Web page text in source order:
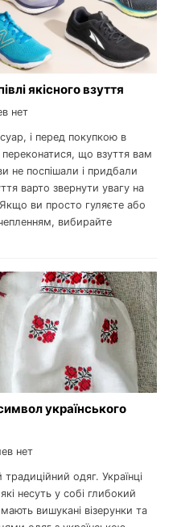
якісного взуття
нет
і перед покупкою в
переконатися, що взуття вам
не поспішали і придбали
варто звернути увагу на
ви просто гуляєте або
вибирайте
українського
нет
одяг. Українці
несуть у собі глибокий
вишукані візерунки та